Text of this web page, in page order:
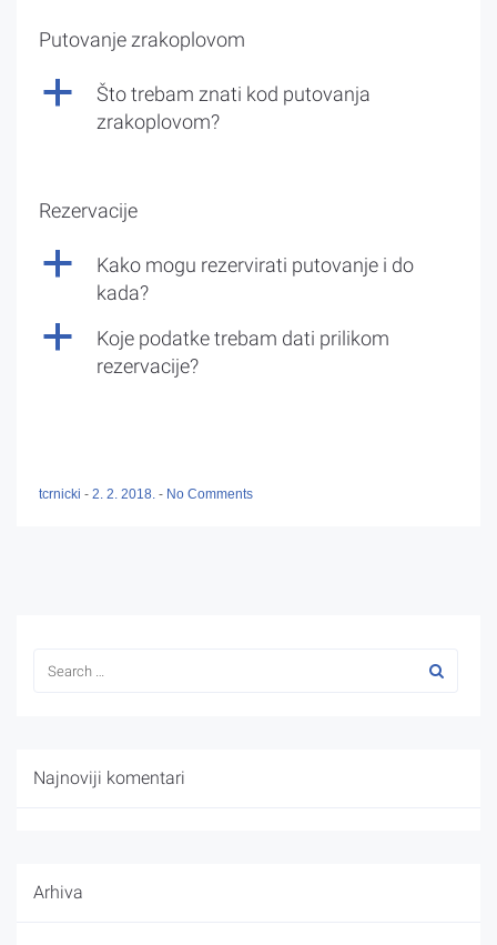
Putovanje zrakoplovom
a
Što trebam znati kod putovanja
zrakoplovom?
Rezervacije
a
Kako mogu rezervirati putovanje i do
kada?
a
Koje podatke trebam dati prilikom
rezervacije?
tcrnicki - 2. 2. 2018. - No Comments
Najnoviji komentari
Arhiva